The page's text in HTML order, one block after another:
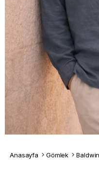
Anasayfa Gömlek